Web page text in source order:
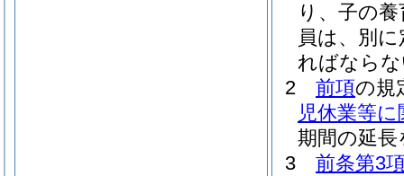
り、子の
員は、別
ればなら
2
前項の規
児休業等
期間の延
3
前条第3